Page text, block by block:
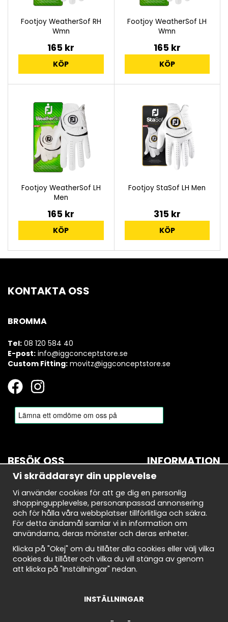
Footjoy WeatherSof RH
Wmn
165 kr
KÖP
Footjoy WeatherSof LH
Wmn
165 kr
KÖP
Footjoy WeatherSof LH
Men
165 kr
KÖP
Footjoy StaSof LH Men
315 kr
KÖP
KONTAKTA OSS
BROMMA
Tel: 08 120 584 40
E-post: info@iggconceptstore.se
Custom Fitting: movitz@iggconceptstore.se
BESÖK OSS
Bryggerivägen 10
168 67 Bromma
Öppettider:
Måndag-torsdag: 10-18
Fredag: 10-18
Lördag: 10-18
Söndag: 10-18
INFORMATION
Nyhetsbrev
Avtalskund
Demodagar
Integritetspolicy
Om cookies
Cookie Inställningar
Köpvillkor
Vi skräddarsyr din upplevelse
Vi använder cookies för att ge dig en personlig
shoppingupplevelse, personanpassad annonsering
och för hålla våra webbplatser tillförlitliga och säkra.
För detta ändamål samlar vi in information om
användarna, deras mönster och deras enheter.
Klicka på "Okej" om du tillåter alla cookies eller välj vilka
cookies du tillåter och vilka du vill stänga av genom
att klicka på "Inställningar" nedan.
INSTÄLLNINGAR